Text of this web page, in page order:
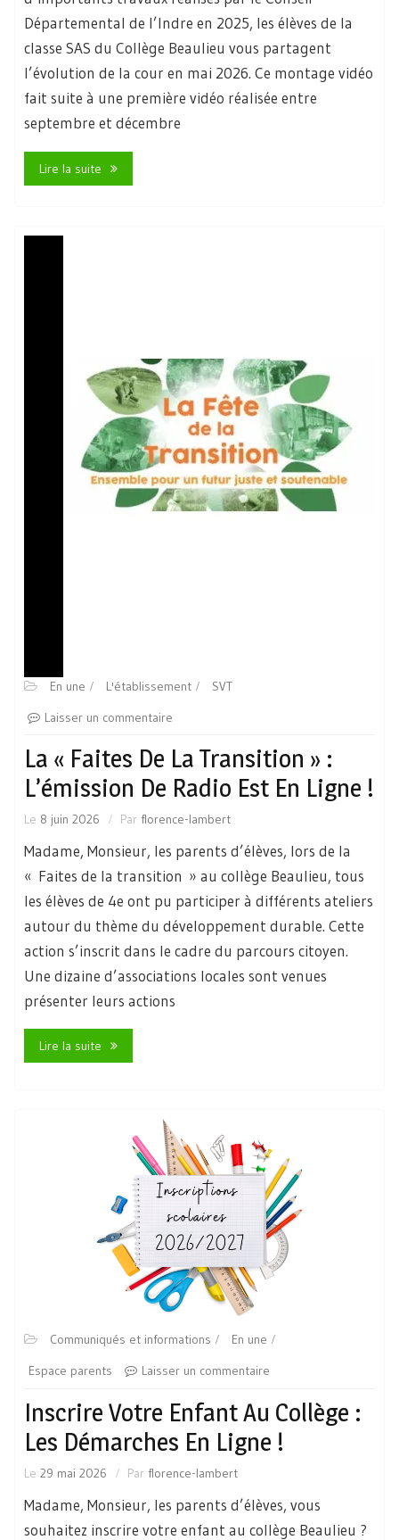
Départemental de l’Indre en 2025, les élèves de la
classe SAS du Collège Beaulieu vous partagent
l’évolution de la cour en mai 2026. Ce montage vidéo
fait suite à une première vidéo réalisée entre
septembre et décembre
Lire la suite
En une L'établissement
SVT
Laisser un commentaire
La « Faites De La Transition » :
L’émission De Radio Est En Ligne !
Le 8 juin 2026 Par florence-lambert
Madame, Monsieur, les parents d’élèves, lors de la
« Faites de la transition » au collège Beaulieu, tous
les élèves de 4e ont pu participer à différents ateliers
autour du thème du développement durable. Cette
action s’inscrit dans le cadre du parcours citoyen.
Une dizaine d’associations locales sont venues
présenter leurs actions
Lire la suite
Communiqués et informations
En une
Espace parents
Laisser un commentaire
Inscrire Votre Enfant Au Collège :
Les Démarches En Ligne !
Le 29 mai 2026 Par florence-lambert
Madame, Monsieur, les parents d’élèves, vous
souhaitez inscrire votre enfant au collège Beaulieu ?